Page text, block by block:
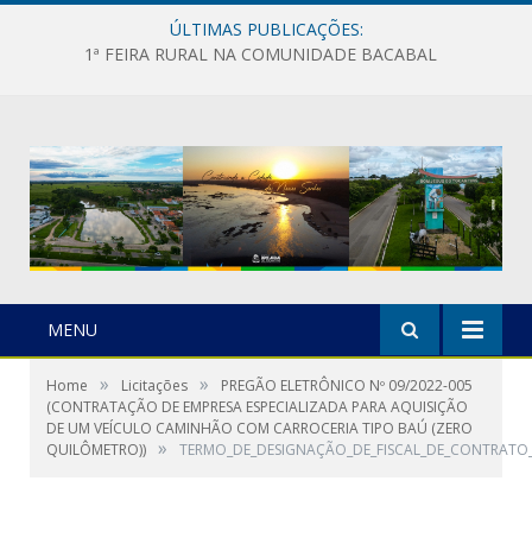
ÚLTIMAS PUBLICAÇÕES:
1ª FEIRA RURAL NA COMUNIDADE BACABAL
MENU
Home » Licitações »
PREGÃO ELETRÔNICO Nº 09/2022-005
(CONTRATAÇÃO DE EMPRESA ESPECIALIZADA PARA AQUISIÇÃO
DE UM VEÍCULO CAMINHÃO COM CARROCERIA TIPO BAÚ (ZERO
QUILÔMETRO)) »